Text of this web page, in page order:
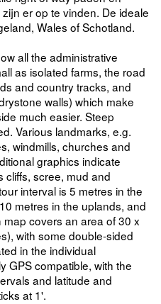
er op te vinden. De ideale
Wales of Schotland.
all the administrative
as isolated farms, the road
and country tracks, and
walls) which make
much easier. Steep
Various landmarks, e.g.
windmills, churches and
graphics indicate
cliffs, scree, mud and
interval is 5 metres in the
metres in the uplands, and
covers an area of 30 x
with some double-sided
in the individual
GPS compatible, with the
and latitude and
at 1'.